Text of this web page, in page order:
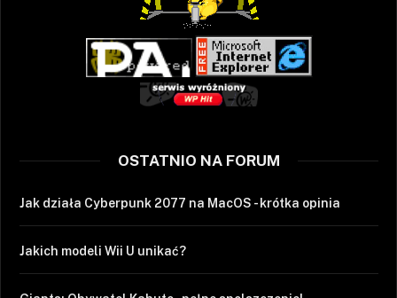
OSTATNIO NA FORUM
Jak działa Cyberpunk 2077 na MacOS - krótka opinia
Jakich modeli Wii U unikać?